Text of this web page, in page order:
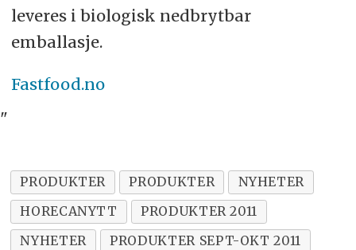
leveres i biologisk nedbrytbar
emballasje.
Fastfood.no
"
PRODUKTER PRODUKTER
NYHETER
HORECANYTT
PRODUKTER 2011
NYHETER
PRODUKTER SEPT-OKT 2011